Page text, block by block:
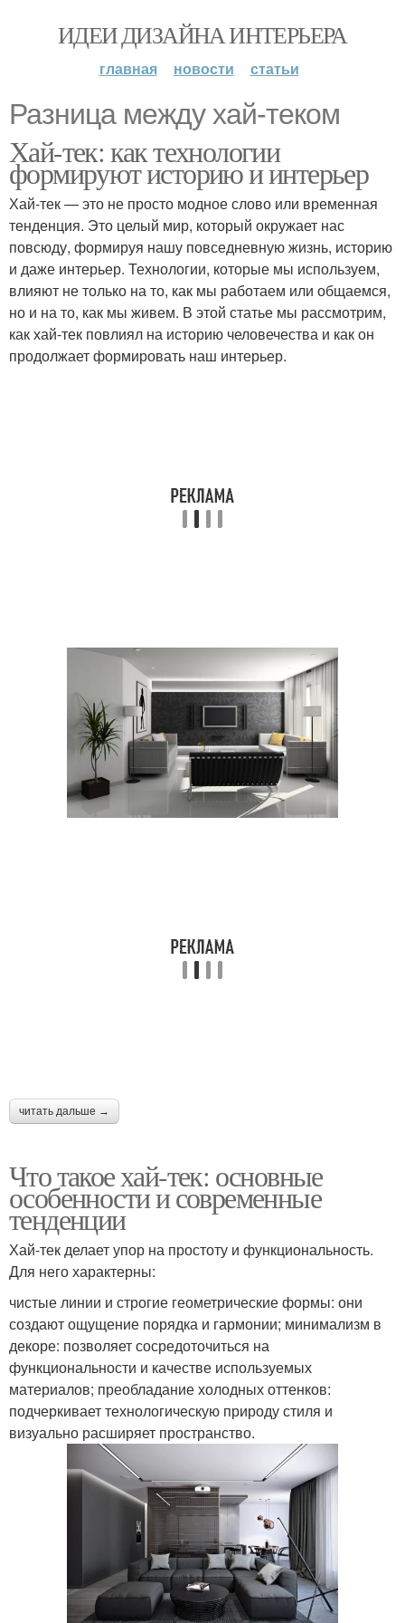
ИДЕИ ДИЗАЙНА ИНТЕРЬЕРА
главная новости статьи
Разница между хай-теком
Хай-тек: как технологии
формируют историю и интерьер
Хай-тек — это не просто модное слово или временная
тенденция. Это целый мир, который окружает нас
повсюду, формируя нашу повседневную жизнь, историю
и даже интерьер. Технологии, которые мы используем,
влияют не только на то, как мы работаем или общаемся,
но и на то, как мы живем. В этой статье мы рассмотрим,
как хай-тек повлиял на историю человечества и как он
продолжает формировать наш интерьер.
читать дальше →
Что такое хай-тек: основные
особенности и современные
тенденции
Хай-тек делает упор на простоту и функциональность.
Для него характерны:
чистые линии и строгие геометрические формы: они
создают ощущение порядка и гармонии; минимализм в
декоре: позволяет сосредоточиться на
функциональности и качестве используемых
материалов; преобладание холодных оттенков:
подчеркивает технологическую природу стиля и
визуально расширяет пространство.